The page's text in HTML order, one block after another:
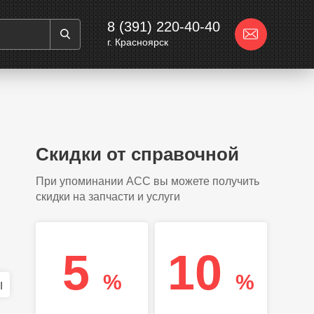
8 (391) 220-40-40
г. Красноярск
Скидки от справочной
При упоминании АСС вы можете получить
скидки на запчасти и услуги
5 % 10 %